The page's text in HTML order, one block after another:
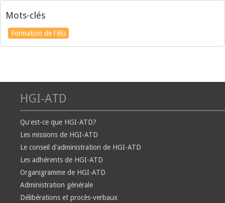
Mots-clés
Formation de l'élu
HGI-ATD
Qu'est-ce que HGI-ATD?
Les missions de HGI-ATD
Le conseil d'administration de HGI-ATD
Les adhérents de HGI-ATD
Organigramme de HGI-ATD
Administration générale
Délibérations et procès-verbaux